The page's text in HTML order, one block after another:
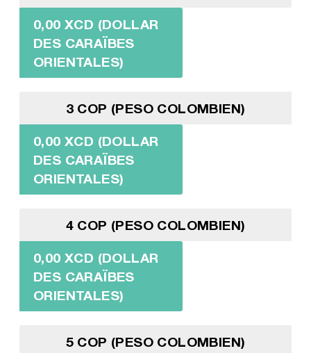
0,00 XCD (DOLLAR
DES CARAÏBES
ORIENTALES)
3 COP (PESO COLOMBIEN)
0,00 XCD (DOLLAR
DES CARAÏBES
ORIENTALES)
4 COP (PESO COLOMBIEN)
0,00 XCD (DOLLAR
DES CARAÏBES
ORIENTALES)
5 COP (PESO COLOMBIEN)